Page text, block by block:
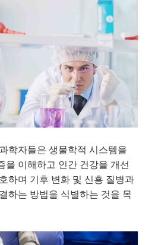
학자들은 생물학적 시스템을
을 이해하고 인간 건강을 개선
하며 기후 변화 및 신흥 질병과
하는 방법을 식별하는 것을 목